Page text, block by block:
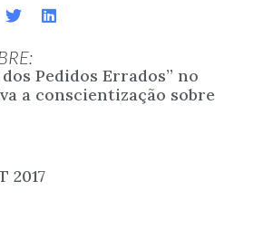
Pedidos Errados” no
a conscientização sobre
2017